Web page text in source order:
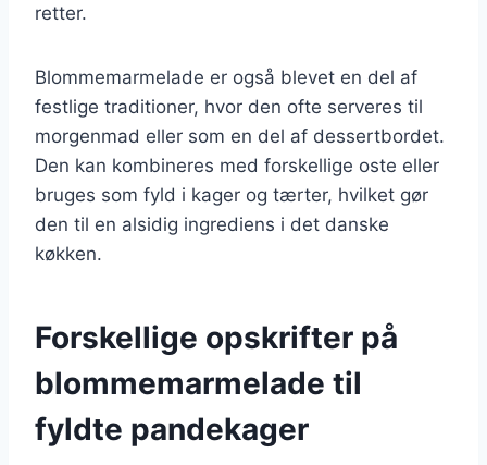
retter.
Blommemarmelade er også blevet en del af
festlige traditioner, hvor den ofte serveres til
morgenmad eller som en del af dessertbordet.
Den kan kombineres med forskellige oste eller
bruges som fyld i kager og tærter, hvilket gør
den til en alsidig ingrediens i det danske
køkken.
Forskellige opskrifter på
blommemarmelade til
fyldte pandekager